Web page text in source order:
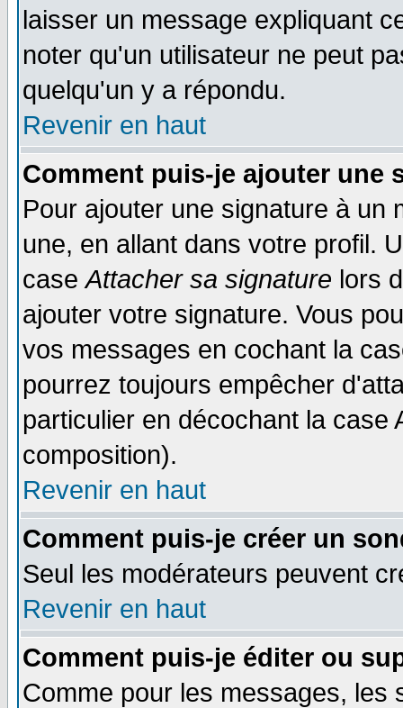
laisser un message expliquant
noter qu'un utilisateur ne peut
quelqu'un y a répondu.
Revenir en haut
Comment puis-je ajouter une
Pour ajouter une signature à un
une, en allant dans votre profil.
caseAttacher sa signature lors
ajouter votre signature. Vous
vos messages en cochant la
pourrez toujours empêcher
particulier en décochant la
composition).
Revenir en haut
Comment puis-je créer un
Seul les modérateurs peuvent
Revenir en haut
Comment puis-je éditer ou
Comme pour les messages, les